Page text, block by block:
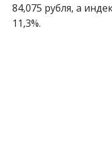
84,075 рубля, а
11,3%.